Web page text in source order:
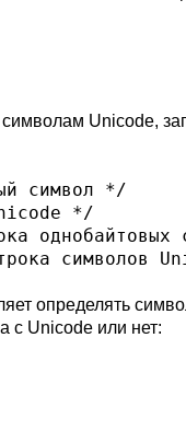
Unicode,
символ */
*/
определять
с Unicode или нет: